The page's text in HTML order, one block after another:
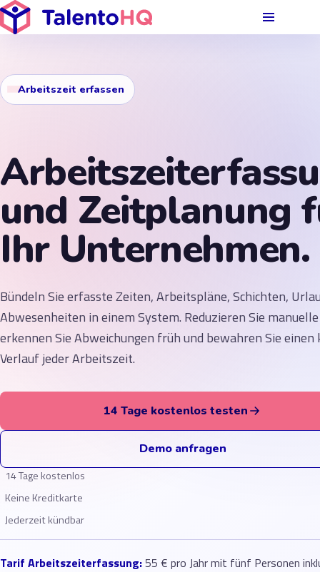
Arbeitszeit erfassen
und Zeitplanung
Ihr Unternehmen.
Bündeln Sie erfasste Zeiten, Arbeitspläne, Schichten,
Abwesenheiten in einem System. Reduzieren Sie
erkennen Sie Abweichungen früh und bewahren Sie einen
Verlauf jeder Arbeitszeit.
14 Tage kostenlos testen
Demo anfragen
14 Tage kostenlos
Keine Kreditkarte
Jederzeit kündbar
Tarif Arbeitszeiterfassung:55 € pro Jahr mit fünf Personen